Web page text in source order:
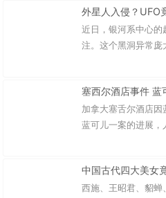
外星人入侵？UFO
近日，银河系中心的
注。这个黑洞异常庞
塞西尔酒店事件 蓝
加拿大塞舌尔酒店
蓝可儿一案的进展，
中国古代四大美女
西施、王昭君、貂蝉